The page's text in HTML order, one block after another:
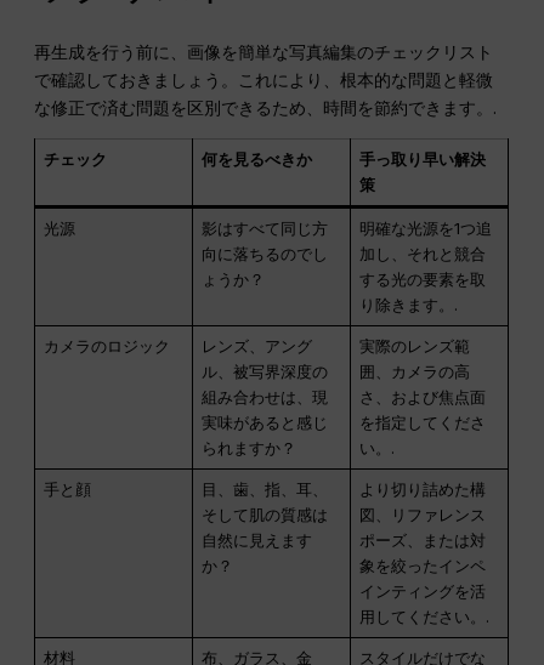
再生成を行う前に、画像を簡単な写真編集のチェックリスト
で確認しておきましょう。これにより、根本的な問題と軽微
な修正で済む問題を区別できるため、時間を節約できます。.
チェック 何を見るべきか
手っ取り早い解決
策
光源
影はすべて同じ方
向に落ちるのでし
ょうか？
明確な光源を1つ追
加し、それと競合
する光の要素を取
り除きます。.
カメラのロジック
レンズ、アング
ル、被写界深度の
組み合わせは、現
実味があると感じ
られますか？
実際のレンズ範
囲、カメラの高
さ、および焦点面
を指定してくださ
い。.
手と顔
目、歯、指、耳、
そして肌の質感は
自然に見えます
か？
より切り詰めた構
図、リファレンス
ポーズ、または対
象を絞ったインペ
インティングを活
用してください。.
材料 布、ガラス、金 スタイルだけでな